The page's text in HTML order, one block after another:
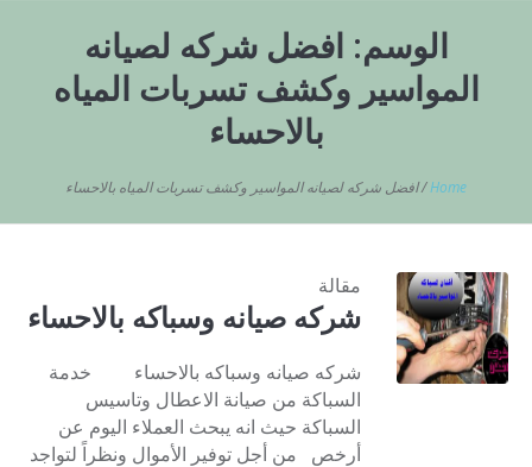
الوسم: افضل شركه لصيانه
المواسير وكشف تسربات المياه
بالاحساء
Home
/افضل شركه لصيانه المواسير وكشف تسربات المياه بالاحساء
مقالة
شركه صيانه وسباكه بالاحساء
شركه صيانه وسباكه بالاحساء خدمة
السباكة من صيانة الاعطال وتاسيس
السباكة حيث انه يبحث العملاء اليوم عن
أرخص من أجل توفير الأموال ونظراً لتواجد